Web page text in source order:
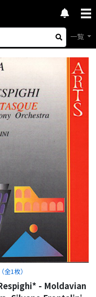
一覧
全1 枚）
- Moldavian